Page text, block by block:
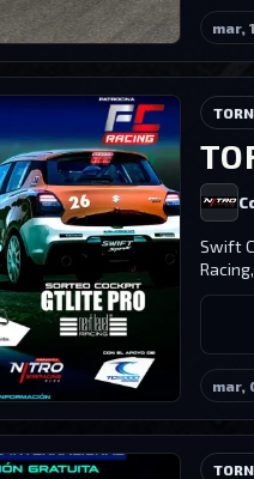
mar,
Swift
mar,